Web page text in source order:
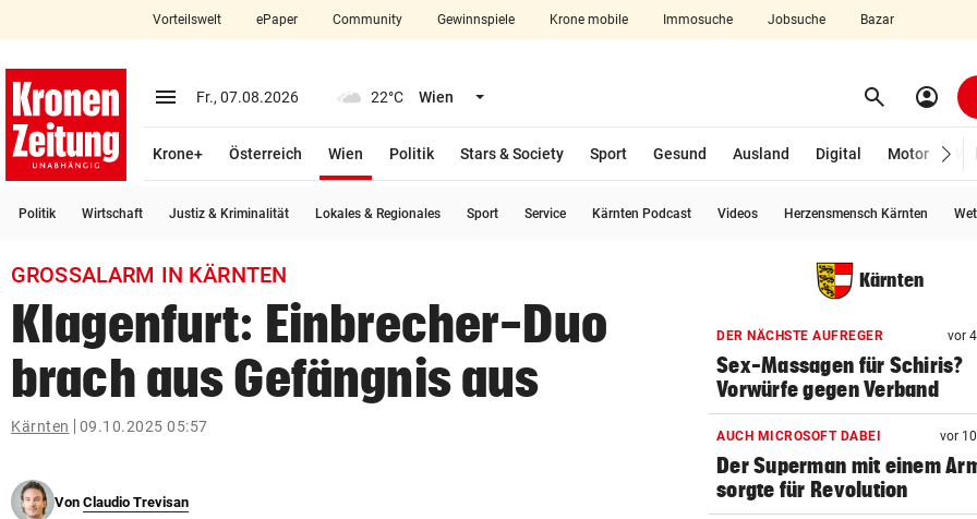
closeSchließen
account_circle Anmelden
arrow_right
bookmark
search
Suchbegriff
eingeben
© Krone Multimedia GmbH & Co KG 2026
Vorteilswelt ePaper Community Gewinnspiele Krone mobile Immosuche Jobsuche Bazar
menu Menü aufklappen
Fr., 07.08.2026 22°C Wien Menü aufklappen search Suchen
account_circle
Krone+ Österreich Wien
Politik
Stars & Society Sport Gesund Ausland Digital Motor
Politik Wirtschaft Justiz & Kriminalität Lokales & Regionales Sport Service Kärnten Podcast Videos Herzensmensch Kärnten
GROSSALARM IN KÄRNTEN
Klagenfurt: Einbrecher-Duo
brach aus Gefängnis aus
Kärnten 09.10.2025 05:57
Von Claudio Trevisan
Kärnten
DER NÄCHSTE AUFREGER vor
Sex-Massagen für Schiris?
Vorwürfe gegen Verband
AUCH MICROSOFT DABEI vor
Der Superman mit einem
sorgte für Revolution